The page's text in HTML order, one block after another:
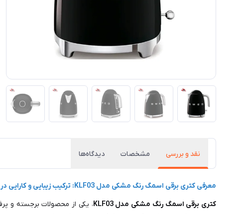
نقد و بررسی مشخصات دیدگاه‌ها
معرفی کتری برقی اسمگ رنگ مشکی مدل KLF03: ترکیب زیبایی و کارایی در یک دستگاه لوکس
کتری برقی اسمگ رنگ مشکی مدل KLF03
، یکی از محصولات برجسته و